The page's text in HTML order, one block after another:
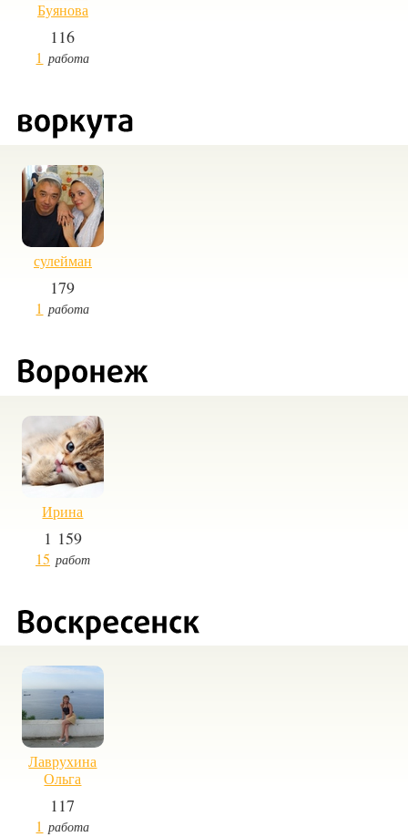
Буянова
116
1 работа
сулейман
179
1 работа
Ирина
1 159
15 работ
Лаврухина
Ольга
117
1 работа